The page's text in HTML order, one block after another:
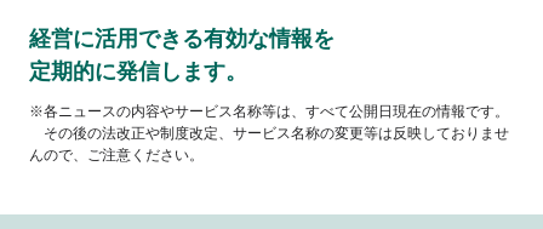
経営に活用できる有効な情報を
定期的に発信します。
※各ニュースの内容やサービス名称等は、すべて公開日現在の情報です。
その後の法改正や制度改定、サービス名称の変更等は反映しておりませ
んので、ご注意ください。